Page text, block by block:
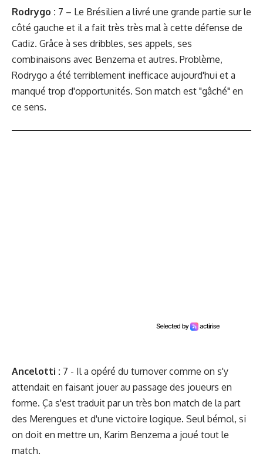
Rodrygo : 7 – Le Brésilien a livré une grande partie sur le
côté gauche et il a fait très très mal à cette défense de
Cadiz. Grâce à ses dribbles, ses appels, ses
combinaisons avec Benzema et autres. Problème,
Rodrygo a été terriblement inefficace aujourd'hui et a
manqué trop d'opportunités. Son match est "gâché" en
ce sens.
Ancelotti : 7 - Il a opéré du turnover comme on s'y
attendait en faisant jouer au passage des joueurs en
forme. Ça s'est traduit par un très bon match de la part
des Merengues et d'une victoire logique. Seul bémol, si
on doit en mettre un, Karim Benzema a joué tout le
match.